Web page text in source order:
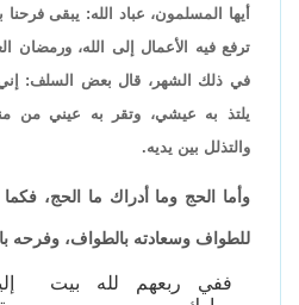
أيها المسلمون، عباد الله: يبقى فرحنا
ترفع فيه الأعمال إلى الله، ورمضان
في ذلك الشهر، قال بعض السلف: إني
يلتذ به عيشي، وتقر به عيني من
والتذلل بين يديه.
وأما الحج وما أدراك ما الحج،
للطواف وسعادته بالطواف، وفرحه
ففي ربعهم لله بيت